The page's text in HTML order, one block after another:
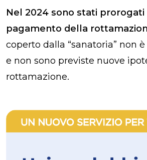
Nel 2024 sono stati prorogati
pagamento della
coperto dalla “sanatoria” non
e non sono previste nuove
rottamazione.